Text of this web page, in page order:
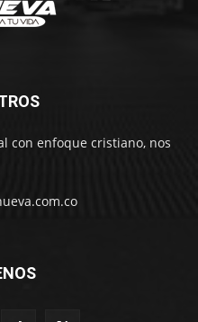
con enfoque cristiano, nos